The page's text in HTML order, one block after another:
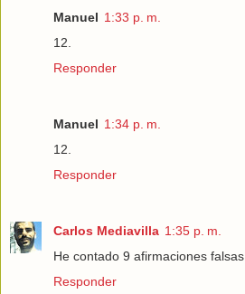
Manuel 1:33 p. m.
12.
Responder
Manuel 1:34 p. m.
12.
Responder
Carlos Mediavilla 1:35 p. m.
He contado 9 afirmaciones falsas
Responder